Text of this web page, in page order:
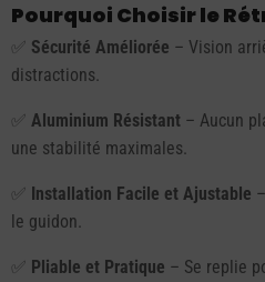
Pourquoi Choisir le
✅ Sécurité Améliorée – Vision
distractions.
✅ Aluminium Résistant – Aucun
une stabilité maximales.
✅ Installation Facile et Ajustable
le guidon.
✅ Pliable et Pratique – Se replie